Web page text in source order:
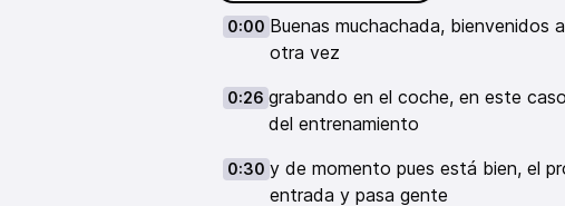
0:00 Buenas muchachada, bienvenidos
otra vez
0:26 grabando en el coche, en este
del entrenamiento
0:30 y de momento pues está bien, el
entrada y pasa gente